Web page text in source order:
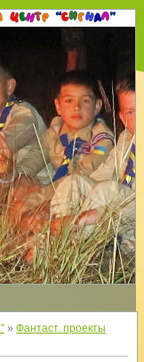
» Фантаст. проекты